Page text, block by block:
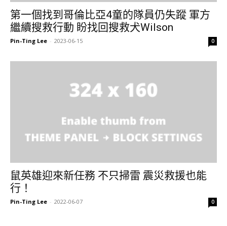
第一個找到哥倫比亞4童的隊員仍失蹤 軍方
繼續搜救行動 盼找回搜救犬Wilson
Pin-Ting Lee - 2023-06-15 0
鼠英雄迎來新任務 不只掃雷 震災救援也能
行！
Pin-Ting Lee - 2022-06-07 0